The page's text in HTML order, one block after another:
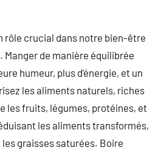
rôle crucial dans notre bien-être
de manière équilibrée
humeur, plus d’énergie, et un
les aliments naturels, riches
les fruits, légumes, protéines, et
les aliments transformés,
graisses saturées. Boire